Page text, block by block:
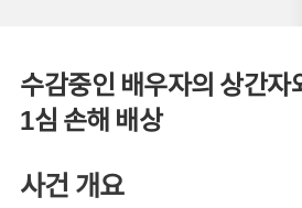
수감중인 배우자의 상간자
1심 손해 배상
사건 개요